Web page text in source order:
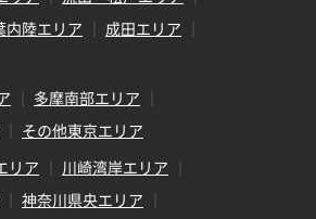
内陸エリア
成田エリア
多摩南部エリア
その他東京エリア
リア
川崎湾岸エリア
神奈川県央エリア